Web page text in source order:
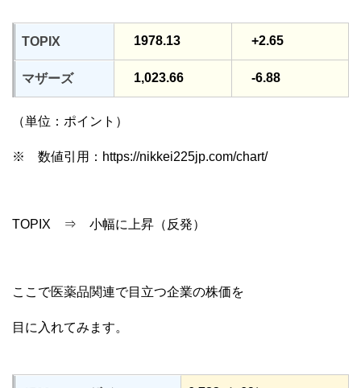
TOPIX 1978.13 +2.65
マザーズ 1,023.66 -6.88
（単位：ポイント）
※ 数値引用：https://nikkei225jp.com/chart/
TOPIX ⇒ 小幅に上昇（反発）
ここで医薬品関連で目立つ企業の株価を
目に入れてみます。